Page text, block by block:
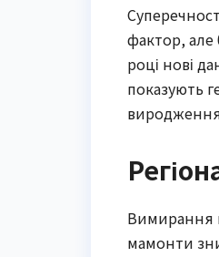
фактор, але
році нові
показують
Вимирання
мамонти